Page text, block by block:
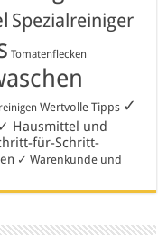
Spezialreiniger
Tomatenflecken
Wertvolle Tipps ✓
✓ Hausmittel und
für-Schritt-
✓ Warenkunde und